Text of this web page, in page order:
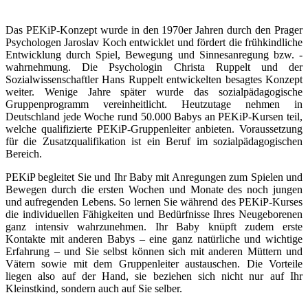
Das PEKiP-Konzept wurde in den 1970er Jahren durch den Prager
Psychologen Jaroslav Koch entwicklet und fördert die frühkindliche
Entwicklung durch Spiel, Bewegung und Sinnesanregung bzw. -
wahrnehmung. Die Psychologin Christa Ruppelt und der
Sozialwissenschaftler Hans Ruppelt entwickelten besagtes Konzept
weiter. Wenige Jahre später wurde das sozialpädagogische
Gruppenprogramm vereinheitlicht. Heutzutage nehmen in
Deutschland jede Woche rund 50.000 Babys an PEKiP-Kursen teil,
welche qualifizierte PEKiP-Gruppenleiter anbieten. Voraussetzung
für die Zusatzqualifikation ist ein Beruf im sozialpädagogischen
Bereich.
PEKiP begleitet Sie und Ihr Baby mit Anregungen zum Spielen und
Bewegen durch die ersten Wochen und Monate des noch jungen
und aufregenden Lebens. So lernen Sie während des PEKiP-Kurses
die individuellen Fähigkeiten und Bedürfnisse Ihres Neugeborenen
ganz intensiv wahrzunehmen. Ihr Baby knüpft zudem erste
Kontakte mit anderen Babys – eine ganz natürliche und wichtige
Erfahrung – und Sie selbst können sich mit anderen Müttern und
Vätern sowie mit dem Gruppenleiter austauschen. Die Vorteile
liegen also auf der Hand, sie beziehen sich nicht nur auf Ihr
Kleinstkind, sondern auch auf Sie selber.